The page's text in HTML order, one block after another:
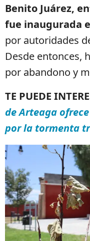
Benito Juárez,
fue inaugurada
por autoridades
Desde entonces,
por abandono y
TE PUEDE
de Arteaga
por la tormenta